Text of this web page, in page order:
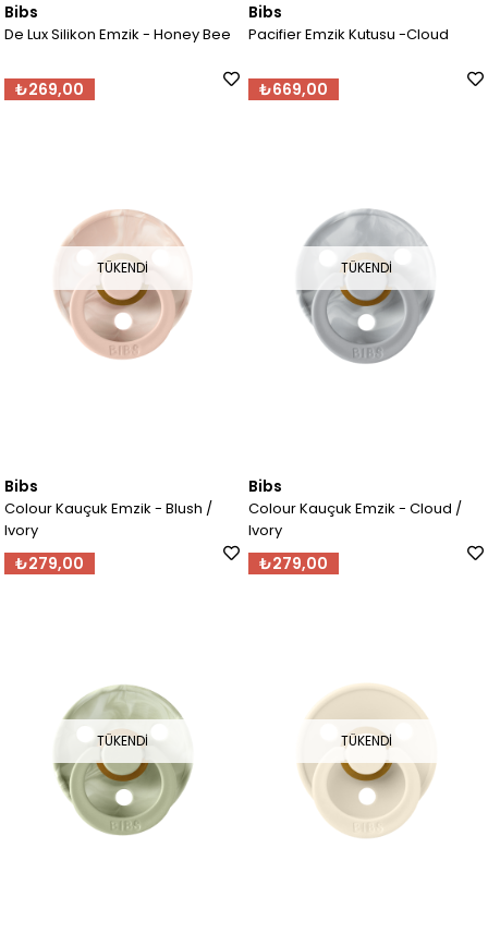
Bibs
De Lux Silikon Emzik - Honey Bee
₺269,00
Bibs
Pacifier Emzik Kutusu -Cloud
₺669,00
TÜKENDI
Bibs
Colour Kauçuk Emzik - Blush /
Ivory
₺279,00
TÜKENDI
Bibs
Colour Kauçuk Emzik - Cloud /
Ivory
₺279,00
TÜKENDI TÜKENDI